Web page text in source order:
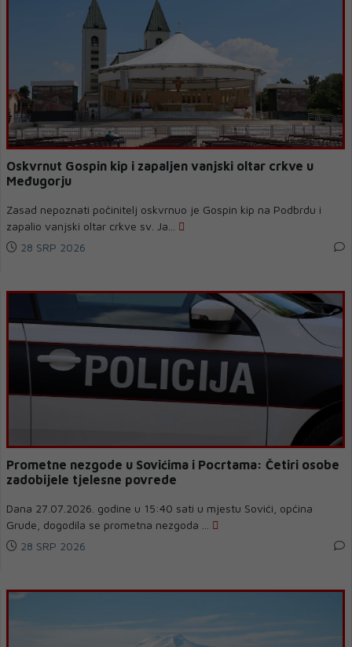
Oskvrnut Gospin kip i zapaljen vanjski oltar crkve u
Međugorju
Zasad nepoznati počinitelj oskvrnuo je Gospin kip na Podbrdu i
zapalio vanjski oltar crkve sv. Ja...
28 SRP 2026
Prometne nezgode u Sovićima i Pocrtama: Četiri osobe
zadobijele tjelesne povrede
Dana 27.07.2026. godine u 15:40 sati u mjestu Sovići, općina
Grude, dogodila se prometna nezgoda ...
28 SRP 2026